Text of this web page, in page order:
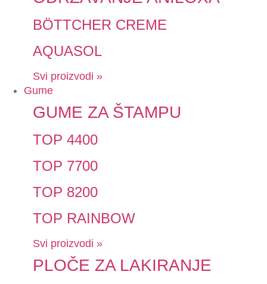
BÖTTCHER CREME
AQUASOL
Svi proizvodi »
Gume
GUME ZA ŠTAMPU
TOP 4400
TOP 7700
TOP 8200
TOP RAINBOW
Svi proizvodi »
PLOČE ZA LAKIRANJE